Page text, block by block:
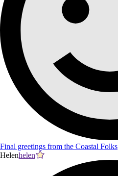
Final greetings from the Coastal Folks
Helenhelen